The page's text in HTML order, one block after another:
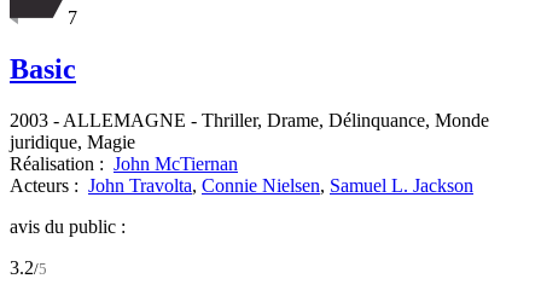
7
Basic
2003 - ALLEMAGNE - Thriller, Drame, Délinquance, Monde
juridique, Magie
Réalisation : John McTiernan
Acteurs : John Travolta, Connie Nielsen, Samuel L. Jackson
avis du public :
3.2/5